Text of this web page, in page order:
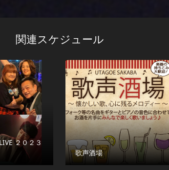
関連スケジュール
２０２３
歌声酒場